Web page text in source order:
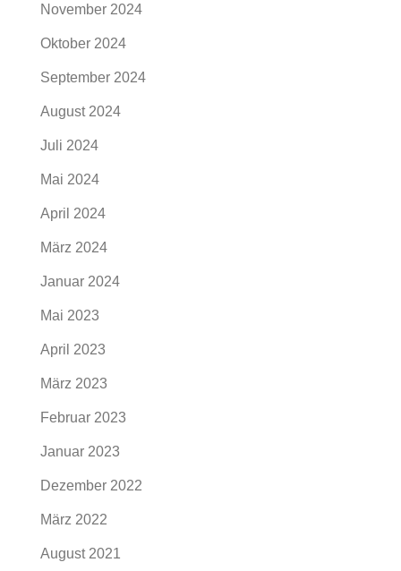
November 2024
Oktober 2024
September 2024
August 2024
Juli 2024
Mai 2024
April 2024
März 2024
Januar 2024
Mai 2023
April 2023
März 2023
Februar 2023
Januar 2023
Dezember 2022
März 2022
August 2021